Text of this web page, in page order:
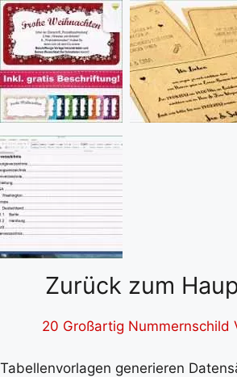
Zurück zum
20 Großartig Nummernschild
Tabellenvorlagen generieren